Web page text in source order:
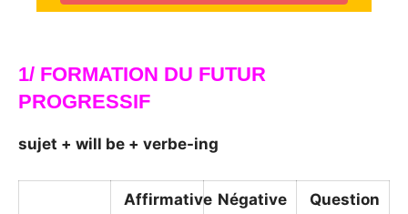
1/ FORMATION DU FUTUR
PROGRESSIF
sujet + will be + verbe-ing
Affirmative Négative Question